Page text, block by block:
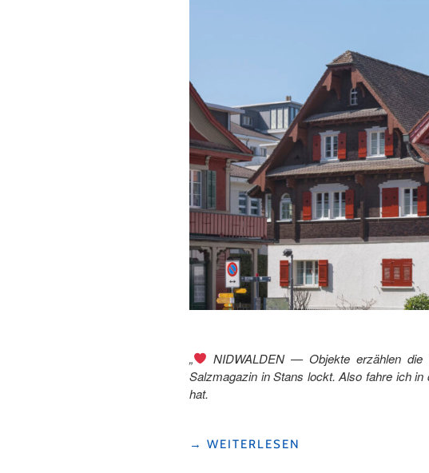
„
NIDWALDEN — Objekte erzählen die
Salzmagazin in Stans lockt. Also fahre ich
hat.
"NIDWALDNER
→ WEITERLESEN